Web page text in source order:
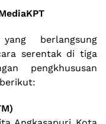
berlangsung
serentak di tiga
pengkhususan